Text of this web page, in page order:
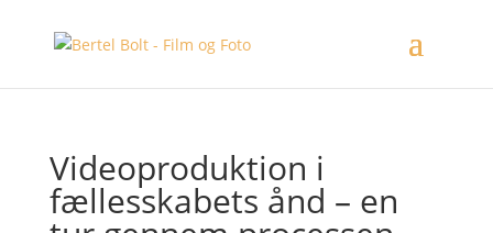
Videoproduktion i
fællesskabets ånd – en